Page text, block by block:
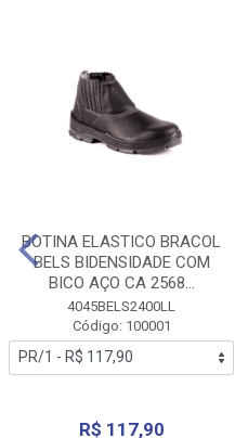
BOTINA ELASTICO BRACOL
BELS BIDENSIDADE COM
BICO AÇO CA 2568...
4045BELS2400LL
Código: 100001
R$ 117,90